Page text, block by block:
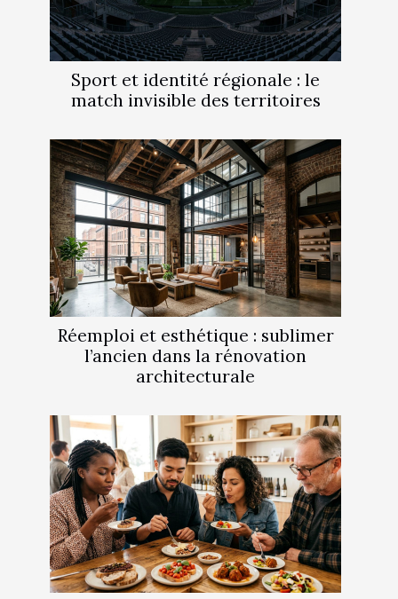
Sport et identité régionale : le
match invisible des territoires
Réemploi et esthétique : sublimer
l’ancien dans la rénovation
architecturale